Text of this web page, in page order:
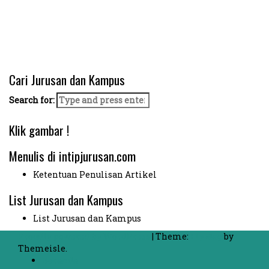
Cari Jurusan dan Kampus
Search for:
Klik gambar !
Menulis di intipjurusan.com
Ketentuan Penulisan Artikel
List Jurusan dan Kampus
List Jurusan dan Kampus
| Theme:
by
Themeisle.